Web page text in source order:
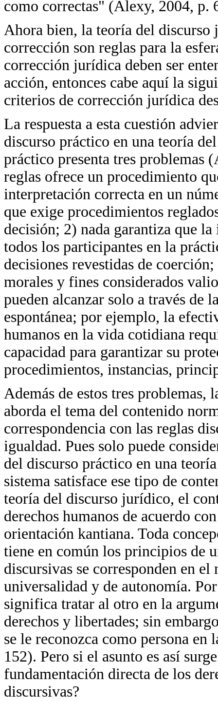
como correctas" (Alexy, 2004, p.
Ahora bien, la teoría del
corrección son reglas para la
corrección jurídica deben ser
acción, entonces cabe aquí la
criterios de corrección jurídica
La respuesta a esta cuestión
discurso práctico en una teoría
práctico presenta tres problemas
reglas ofrece un procedimiento
interpretación correcta en un
que exige procedimientos
decisión; 2) nada garantiza que
todos los participantes en la
decisiones revestidas de
morales y fines considerados
pueden alcanzar solo a través de
espontánea; por ejemplo, la
humanos en la vida cotidiana
capacidad para garantizar su
procedimientos, instancias,
Además de estos tres
aborda el tema del contenido
correspondencia con las reglas
igualdad. Pues solo puede
del discurso práctico en una
sistema satisface ese tipo de
teoría del discurso jurídico, el
derechos humanos de acuerdo
orientación kantiana. Toda
tiene en común los principios de
discursivas se corresponden en
universalidad y de autonomía.
significa tratar al otro en la
derechos y libertades; sin
se le reconozca como persona
152). Pero si el asunto es así
fundamentación directa de los
discursivas?